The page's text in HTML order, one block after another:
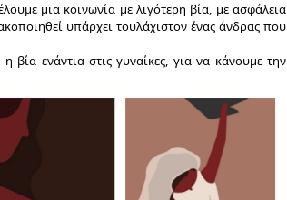
μια κοινωνία με λιγότερη βία, με ασφάλεια
υπάρχει τουλάχιστον ένας άνδρας που
βία ενάντια στις γυναίκες, για να κάνουμε την